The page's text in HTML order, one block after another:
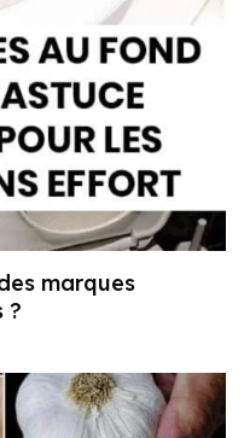
marques
?